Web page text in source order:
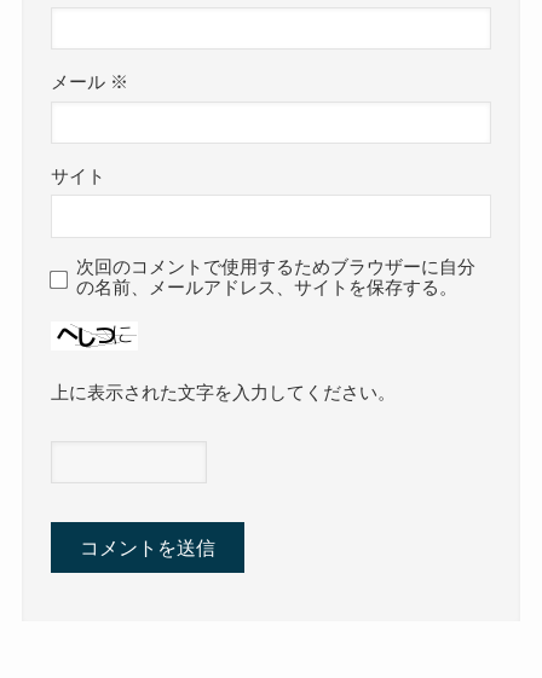
メール ※
サイト
次回のコメントで使用するためブラウザーに自分
の名前、メールアドレス、サイトを保存する。
上に表示された文字を入力してください。